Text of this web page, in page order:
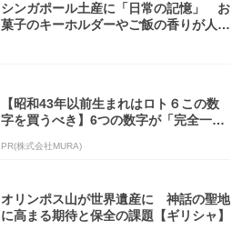
シンガポール土産に「日常の記憶」 お
菓子のキーホルダーやご飯の香りが人気
【昭和43年以前生まれはロト６この数
字を買うべき】6つの数字が「完全一
PR(株式会社MURA)
オリンポス山が世界遺産に 神話の聖地
に高まる期待と保全の課題【ギリシャ】